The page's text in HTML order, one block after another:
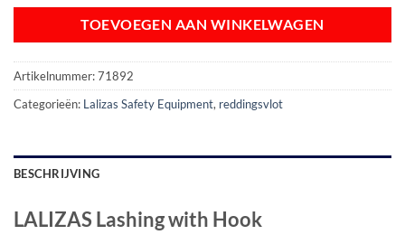
TOEVOEGEN AAN WINKELWAGEN
Artikelnummer:71892
Categorieën: Lalizas Safety Equipment, reddingsvlot
BESCHRIJVING
LALIZAS Lashing with Hook